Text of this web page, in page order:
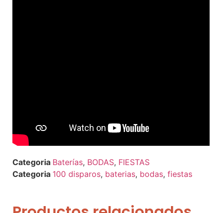
Baterías, BODAS, FIESTAS
100 disparos, baterias, bodas, fiestas